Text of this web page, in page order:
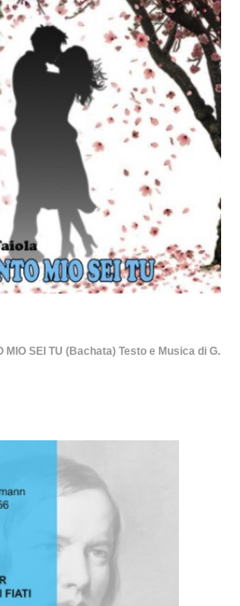
MIO SEI TU (Bachata) Testo e Musica di G.